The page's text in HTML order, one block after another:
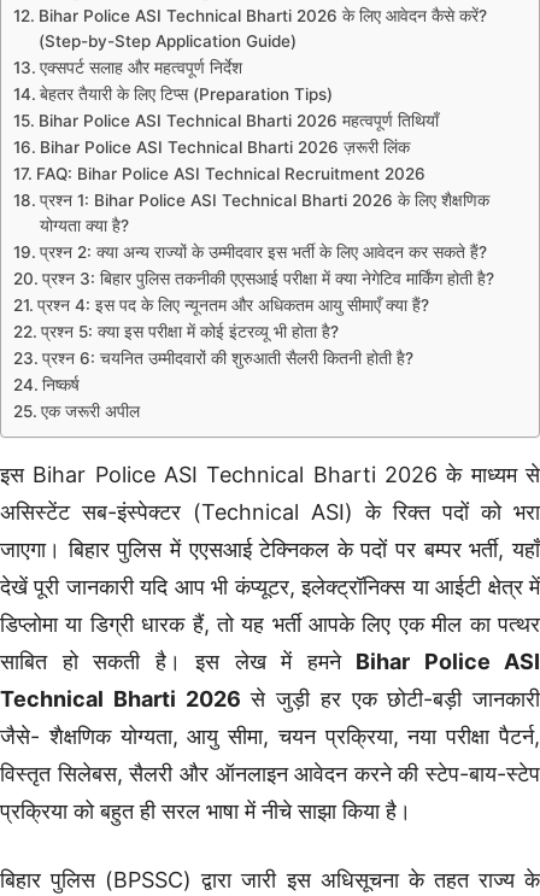
Bihar Police ASI Technical Bharti 2026 के लिए आवेदन कैसे करें?
(Step-by-Step Application Guide)
एक्सपर्ट सलाह और महत्वपूर्ण निर्देश
बेहतर तैयारी के लिए टिप्स (Preparation Tips)
Bihar Police ASI Technical Bharti 2026 महत्वपूर्ण तिथियाँ
Bihar Police ASI Technical Bharti 2026 ज़रूरी लिंक
FAQ: Bihar Police ASI Technical Recruitment 2026
प्रश्न 1: Bihar Police ASI Technical Bharti 2026 के लिए शैक्षणिक
योग्यता क्या है?
प्रश्न 2: क्या अन्य राज्यों के उम्मीदवार इस भर्ती के लिए आवेदन कर सकते हैं?
प्रश्न 3: बिहार पुलिस तकनीकी एएसआई परीक्षा में क्या नेगेटिव मार्किंग होती है?
प्रश्न 4: इस पद के लिए न्यूनतम और अधिकतम आयु सीमाएँ क्या हैं?
प्रश्न 5: क्या इस परीक्षा में कोई इंटरव्यू भी होता है?
प्रश्न 6: चयनित उम्मीदवारों की शुरुआती सैलरी कितनी होती है?
निष्कर्ष
एक जरूरी अपील
इस Bihar Police ASI Technical Bharti 2026 के माध्यम से
असिस्टेंट सब-इंस्पेक्टर (Technical ASI) के रिक्त पदों को भरा
जाएगा। बिहार पुलिस में एएसआई टेक्निकल के पदों पर बम्पर भर्ती, यहाँ
देखें पूरी जानकारी यदि आप भी कंप्यूटर, इलेक्ट्रॉनिक्स या आईटी क्षेत्र में
डिप्लोमा या डिग्री धारक हैं, तो यह भर्ती आपके लिए एक मील का पत्थर
साबित हो सकती है। इस लेख में हमने Bihar Police ASI
Technical Bharti 2026 से जुड़ी हर एक छोटी-बड़ी जानकारी
जैसे- शैक्षणिक योग्यता, आयु सीमा, चयन प्रक्रिया, नया परीक्षा पैटर्न,
विस्तृत सिलेबस, सैलरी और ऑनलाइन आवेदन करने की स्टेप-बाय-स्टेप
प्रक्रिया को बहुत ही सरल भाषा में नीचे साझा किया है।
बिहार पुलिस (BPSSC) द्वारा जारी इस अधिसूचना के तहत राज्य के